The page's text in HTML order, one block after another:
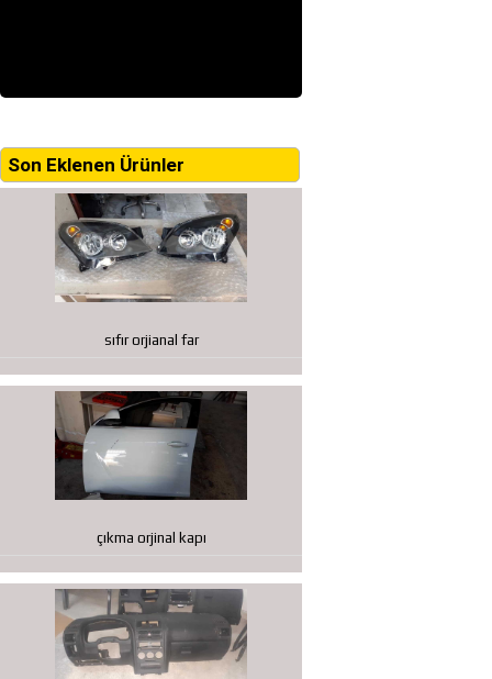
Son Eklenen Ürünler
sıfır orjianal far
çıkma orjinal kapı